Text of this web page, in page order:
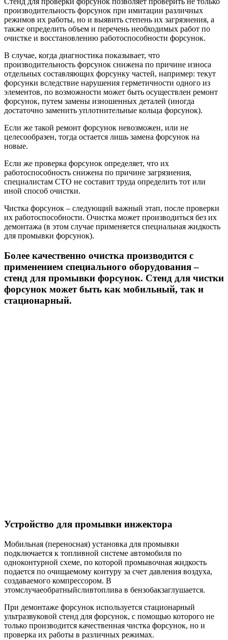
производительность форсунок при имитации различных
режимов их работы, но и выявить степень их загрязнения, а
также определить объем и перечень необходимых работ по
очистке и восстановлению работоспособности форсунок.
В случае, когда диагностика показывает, что
производительность форсунок снижена по причине износа
отдельных составляющих форсунку частей, например: текут
форсунки вследствие нарушения герметичности одного из
элементов, по возможности может быть осуществлен ремонт
форсунок, путем замены изношенных деталей (иногда
достаточно заменить уплотнительные кольца форсунок).
Если же такой ремонт форсунок невозможен, или не
целесообразен, тогда остается лишь замена форсунок на
новые.
Если же проверка форсунок определяет, что их
работоспособность снижена по причине загрязнения,
специалистам СТО не составит труда определить тот или
иной способ очистки.
Чистка форсунок – следующий важный этап, после проверки
их работоспособности. Очистка может производиться без их
демонтажа (в этом случае применяется специальная жидкость
для промывки форсунок).
Более качественно очистка производится с
применением специального оборудования –
стенд для промывки форсунок. Стенд для чистки
форсунок может быть как мобильный, так и
стационарный.
Устройство для промывки инжектора
Мобильная (переносная) установка для промывки
подключается к топливной системе автомобиля по
одноконтурной схеме, по которой промывочная жидкость
подается по очищаемому контуру за счет давления воздуха,
создаваемого компрессором. В
этомслучаеобратныйсливтоплива в бензобакзаглушается.
При демонтаже форсунок используется стационарный
ультразвуковой стенд для форсунок, с помощью которого не
только производится качественная чистка форсунок, но и
проверка их работы в различных режимах.